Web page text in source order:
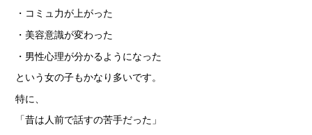
・コミュ力が上がった
・美容意識が変わった
・男性心理が分かるようになった
という女の子もかなり多いです。
特に、
「昔は人前で話すの苦手だった」